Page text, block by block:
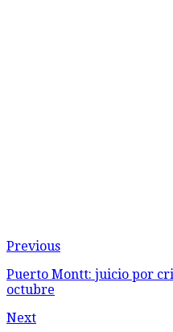
Previous
Puerto Montt: juicio por
octubre
Next